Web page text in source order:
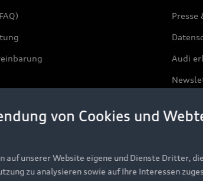
Presse
Audi
von Cookies und
auf unserer Website eigene und Dienste Dritter,
zu analysieren sowie auf Ihre Interessen